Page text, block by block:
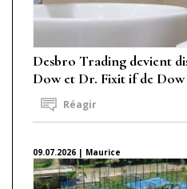
Desbro Trading devient
Dow et Dr. Fixit if de
Réagir
09.07.2026 | Maurice